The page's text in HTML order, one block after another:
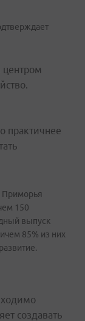
практичнее
Приморья
150
выпуск
85% из них
создавать